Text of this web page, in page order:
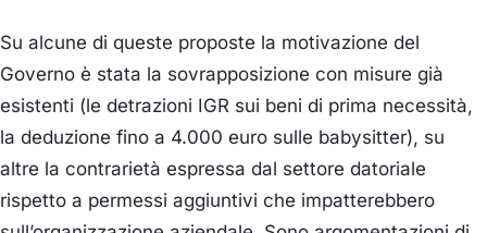
Su alcune di queste proposte la motivazione del
Governo è stata la sovrapposizione con misure già
esistenti (le detrazioni IGR sui beni di prima necessità,
la deduzione fino a 4.000 euro sulle babysitter), su
altre la contrarietà espressa dal settore datoriale
rispetto a permessi aggiuntivi che impatterebbero